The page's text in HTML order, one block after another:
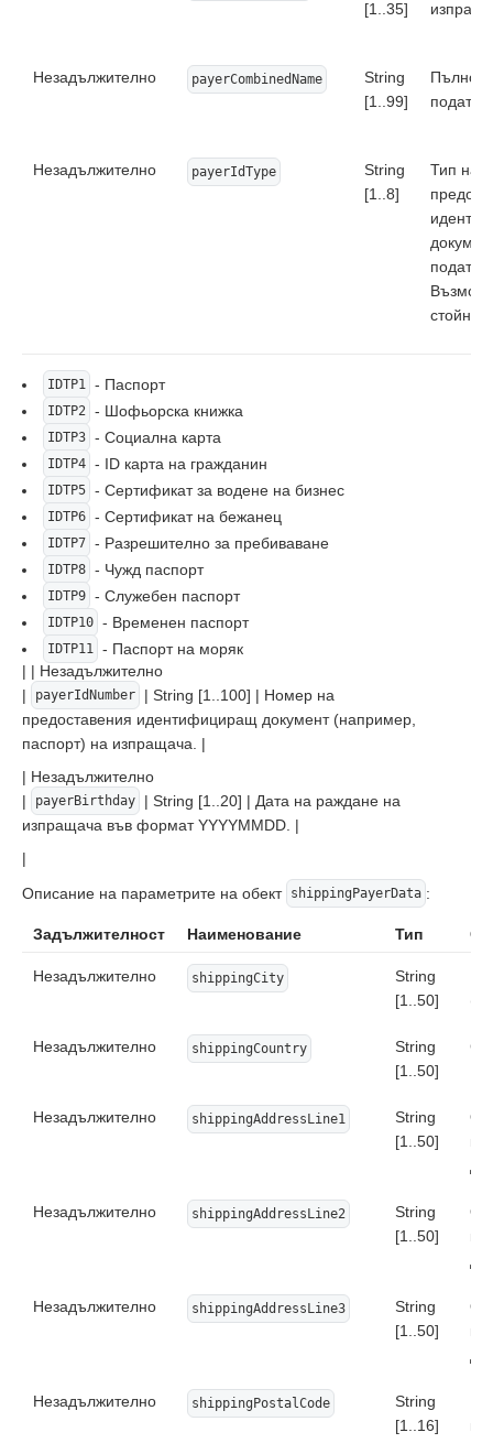
[1..35]
Незадължително payerCombinedName
String
[1..99]
Пълно
Незадължително payerIdType
String
[1..8]
Тип на
IDTP1 - Паспорт
IDTP2 - Шофьорска книжка
IDTP3 - Социална карта
IDTP4 - ID карта на гражданин
IDTP5 - Сертификат за водене на бизнес
IDTP6 - Сертификат на бежанец
IDTP7 - Разрешително за пребиваване
IDTP8 - Чужд паспорт
IDTP9 - Служебен паспорт
IDTP10 - Временен паспорт
IDTP11 - Паспорт на моряк
| | Незадължително
|
payerIdNumber
| String [1..100] | Номер на
предоставения идентифициращ документ (например,
паспорт) на изпращача. |
| Незадължително
|
payerBirthday
| String [1..20] | Дата на раждане на
изпращача във формат YYYYMMDD. |
|
Описание на параметрите на обект shippingPayerData :
Задължителност Наименование Тип
Незадължително shippingCity
String
[1..50]
Незадължително shippingCountry
String
[1..50]
Незадължително shippingAddressLine1
String
[1..50]
Незадължително shippingAddressLine2
String
[1..50]
Незадължително shippingAddressLine3
String
[1..50]
Незадължително shippingPostalCode
String
[1..16]